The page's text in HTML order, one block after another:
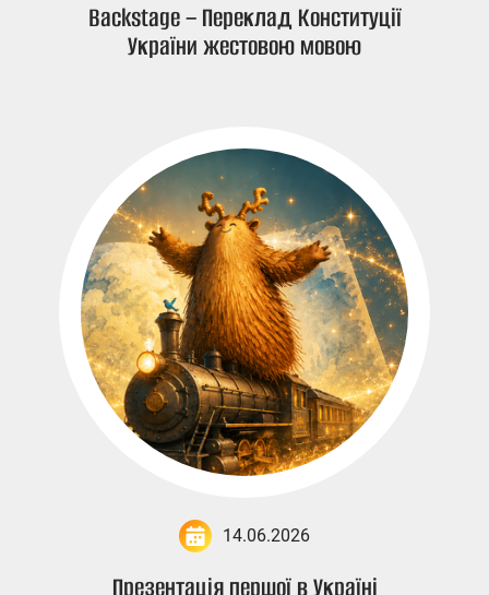
Backstage – Переклад Конституції
України жестовою мовою
14.06.2026